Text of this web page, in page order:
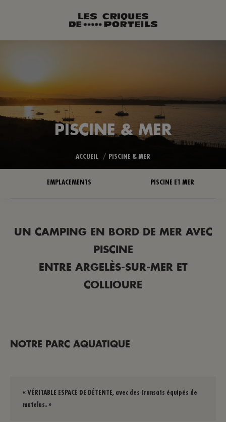
PISCINE & MER
ACCUEIL PISCINE & MER
EMPLACEMENTS PISCINE ET MER
UN CAMPING EN BORD DE MER AVEC
PISCINE
ENTRE ARGELÈS-SUR-MER ET
COLLIOURE
NOTRE PARC AQUATIQUE
« VÉRITABLE ESPACE DE DÉTENTE, avec des transats équipés de
matelas. »